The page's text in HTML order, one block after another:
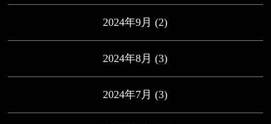
2024年9月 (2)
2024年8月 (3)
2024年7月 (3)